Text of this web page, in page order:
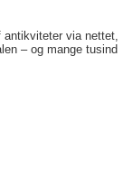
via nettet,
– og mange tusind